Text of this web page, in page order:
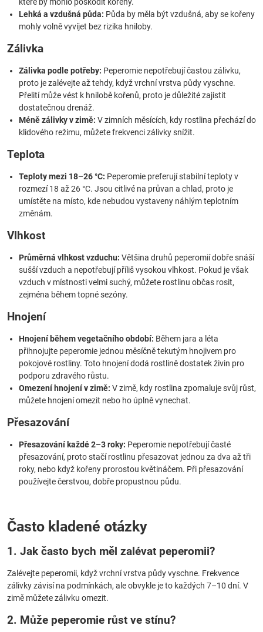
Lehká a vzdušná půda: Půda by měla být vzdušná, aby se kořeny
mohly volně vyvíjet bez rizika hniloby.
Zálivka
Zálivka podle potřeby: Peperomie nepotřebují častou zálivku,
proto je zalévejte až tehdy, když vrchní vrstva půdy vyschne.
Přelití může vést k hnilobě kořenů, proto je důležité zajistit
dostatečnou drenáž.
Méně zálivky v zimě: V zimních měsících, kdy rostlina přechází do
klidového režimu, můžete frekvenci zálivky snížit.
Teplota
Teploty mezi 18–26 °C: Peperomie preferují stabilní teploty v
rozmezí 18 až 26 °C. Jsou citlivé na průvan a chlad, proto je
umístěte na místo, kde nebudou vystaveny náhlým teplotním
změnám.
Vlhkost
Průměrná vlhkost vzduchu: Většina druhů peperomií dobře snáší
sušší vzduch a nepotřebují příliš vysokou vlhkost. Pokud je však
vzduch v místnosti velmi suchý, můžete rostlinu občas rosit,
zejména během topné sezóny.
Hnojení
Hnojení během vegetačního období: Během jara a léta
přihnojujte peperomie jednou měsíčně tekutým hnojivem pro
pokojové rostliny. Toto hnojení dodá rostlině dostatek živin pro
podporu zdravého růstu.
Omezení hnojení v zimě: V zimě, kdy rostlina zpomaluje svůj růst,
můžete hnojení omezit nebo ho úplně vynechat.
Přesazování
Přesazování každé 2–3 roky: Peperomie nepotřebují časté
přesazování, proto stačí rostlinu přesazovat jednou za dva až tři
roky, nebo když kořeny prorostou květináčem. Při přesazování
používejte čerstvou, dobře propustnou půdu.
Často kladené otázky
1. Jak často bych měl zalévat peperomii?
Zalévejte peperomii, když vrchní vrstva půdy vyschne. Frekvence
zálivky závisí na podmínkách, ale obvykle je to každých 7–10 dní. V
zimě můžete zálivku omezit.
2. Může peperomie růst ve stínu?